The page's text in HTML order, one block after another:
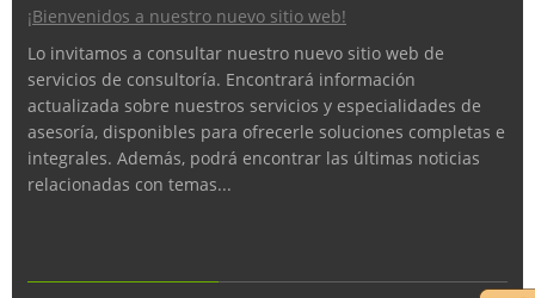
¡Bienvenidos a nuestro nuevo sitio web!
Lo invitamos a consultar nuestro nuevo sitio web de
servicios de consultoría. Encontrará información
actualizada sobre nuestros servicios y especialidades de
asesoría, disponibles para ofrecerle soluciones completas e
integrales. Además, podrá encontrar las últimas noticias
relacionadas con temas...